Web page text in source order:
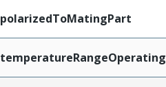
polarizedToMatingPart
temperatureRangeOperating